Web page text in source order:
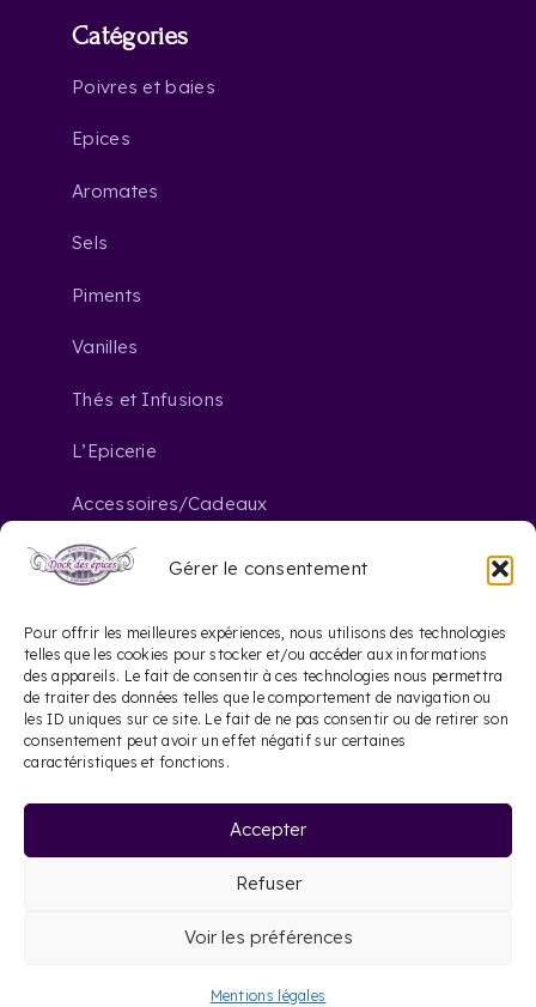
Gérer le consentement
Pour offrir les meilleures expériences, nous utilisons des technologies
telles que les cookies pour stocker et/ou accéder aux informations
des appareils. Le fait de consentir à ces technologies nous permettra
de traiter des données telles que le comportement de navigation ou
les ID uniques sur ce site. Le fait de ne pas consentir ou de retirer son
consentement peut avoir un effet négatif sur certaines
caractéristiques et fonctions.
Accepter
Refuser
Voir les préférences
Mentions légales
Catégories
Poivres et baies
Epices
Aromates
Sels
Piments
Vanilles
Thés et Infusions
L’Epicerie
Accessoires/Cadeaux
Nous contacter
mail_outline contact@dockdesepices.com
phone 05 56 44 41 57
2026 Dock des épices |Mentions légales